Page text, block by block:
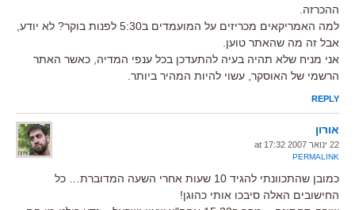
ההכרזה.
למה האמריקאים מכריזים על המועמדים ב5:30 לפנות בוקר? לא יודע,
אבל זה מה שהאתר טוען.
אני מניח שלא תהיה בעיה להתעדכן בכל ענפי המדיה, כאשר האתר
הרשמי של האוסקר, עשוי להיות המהיר ביותר.
REPLY
אורון
22 ינואר 2007 at 17:32
PERMALINK
כמובן שהתכוונתי להגיד 10 שעות אחרי השעה המדוברת… כל
החישובים האלה סיבכו אותי כהוגן!